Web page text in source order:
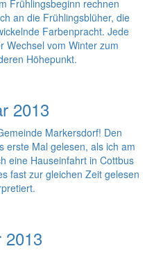
Frühlingsbeginn rechnen
an die Frühlingsblüher, die
Farbenpracht. Jede
Wechsel vom Winter zum
Höhepunkt.
2013
Markersdorf! Den
erste Mal gelesen, als ich am
eine Hauseinfahrt in Cottbus
fast zur gleichen Zeit gelesen
2013